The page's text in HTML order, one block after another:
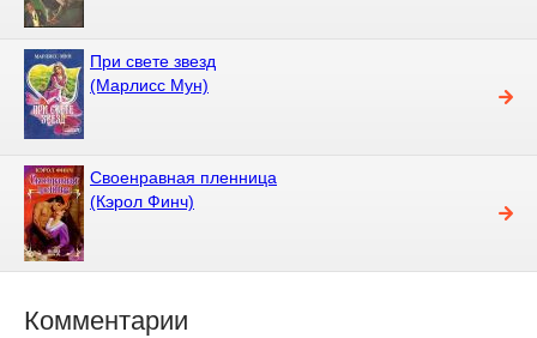
При свете звезд
(Марлисс Мун)
Своенравная пленница
(Кэрол Финч)
Комментарии